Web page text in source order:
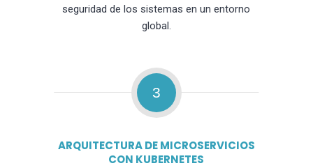
seguridad de los sistemas en un entorno
global.
3
ARQUITECTURA DE MICROSERVICIOS
CON KUBERNETES